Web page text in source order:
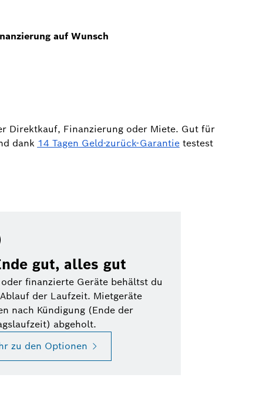
auf Wunsch
Direktkauf, Finanzierung oder Miete. Gut für
dank 14 Tagen Geld-zurück-Garantietestest
gut, alles gut
oder finanzierte Geräte behältst du
der Laufzeit. Mietgeräte
nach Kündigung (Ende der
abgeholt.
zu den Optionen